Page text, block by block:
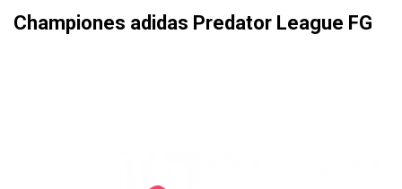
Championes adidas Predator League FG